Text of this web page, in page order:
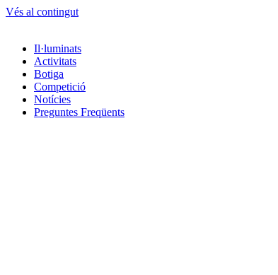
Vés al contingut
Il·luminats
Activitats
Botiga
Competició
Notícies
Preguntes Freqüents